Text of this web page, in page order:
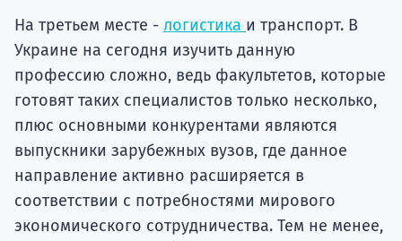
На третьем месте - логистика и транспорт. В
Украине на сегодня изучить данную
профессию сложно, ведь факультетов, которые
готовят таких специалистов только несколько,
плюс основными конкурентами являются
выпускники зарубежных вузов, где данное
направление активно расширяется в
соответствии с потребностями мирового
экономического сотрудничества. Тем не менее,